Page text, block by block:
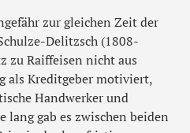
zur gleichen Zeit der
Delitzsch (1808-
zu Raiffeisen nicht aus
als Kreditgeber motiviert,
Handwerker und
lang gab es zwischen beiden